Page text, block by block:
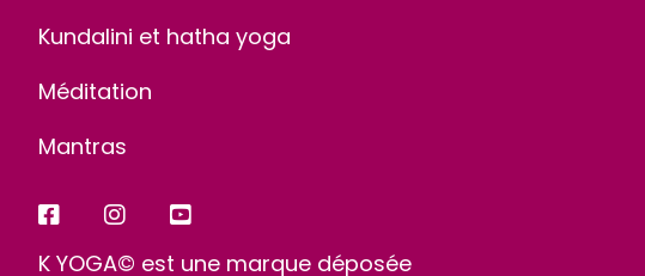
Kundalini et hatha yoga
Méditation
Mantras
K YOGA© est une marque déposée